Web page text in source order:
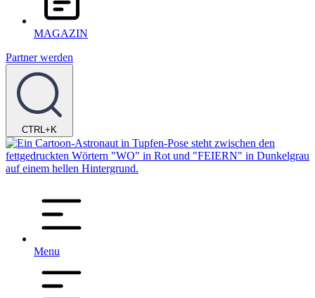
MAGAZIN
Partner werden
CTRL+K
Menu